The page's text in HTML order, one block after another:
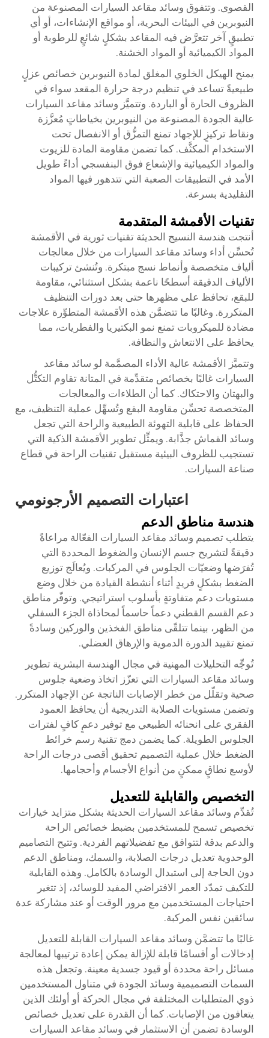
القصوى. وتتفوق وسائد مقاعد السيارات المصنوعة من
النيوبرين في البيئات البحرية، أو مواقع الإنشاءات، أو أي
تطبيقٍ آخر تتعرَّض فيه المقاعد بشكلٍ شائعٍ للرطوبة أو
المواد الكيميائية أو المواد الخشنة.
يمنح الهيكل الخلوي المغلق لمادة النيوبرين خصائص عزلٍ
طبيعيةً تساعد في تنظيم درجة حرارة المقعد سواء في
الظروف الحارة أو الباردة. وتتميَّز وسائد مقاعد السيارات
عالية الجودة المصنوعة من النيوبرين بخياطاتٍ مُعزَّزة
ونقاط تركيزٍ للإجهاد تمنع التمزُّق أو الانفصال تحت
الاستخدام المكثَّف. كما تضمن مقاومة المادة للزيوت
والمواد الكيميائية والإشعاع فوق البنفسجي أداءً طويل
الأمد في التطبيقات الصعبة التي تتدهور فيها المواد
التقليدية بسرعة.
تقنيات الأقمشة المتقدمة
أنتجت هندسة النسيج الحديثة تقنيات ثورية في الأقمشة
تُحسِّن أداء وسائد مقاعد السيارات من خلال معالجات
ألياف متخصصة وأنماط نسج مبتكرة. وتُنشئ تركيبات
الألياف الدقيقة أسطحًا ناعمة بشكل استثنائي، مقاومة
للبقع، تحافظ على مظهرها حتى بعد دورات التنظيف
المتكررة. وغالبًا ما تتضمَّن هذه الأقمشة المتطوِّرة علاجات
مضادة للميكروبات تمنع نمو البكتيريا والفطريات، مما
يحافظ على الانتعاش والنظافة.
وتتميَّز الأقمشة عالية الأداء المصمَّمة لو سائد مقاعد
السيارات غالبًا بخصائص متقدِّمة في المتانة تقاوم التكتُّل
والبهتان والاحتكاك. كما أن الطلاءات والمعالجات
المتخصصة تحسِّن مقاومة البقع وتُسهِّل عملية التنظيف، مع
الحفاظ على قابلية التهوئة الطبيعية والراحة التي تجعل
وسائد القماش جذَّابة. ويمثِّل تطوير الأقمشة الذكية التي
تستجيب للظروف البيئية مستقبل تقنيات الراحة في قطاع
صناعة السيارات.
اعتبارات التصميم الأرجونومي
هندسة مناطق الدعم
يتطلب تصميم وسائد مقاعد السيارات الفعّالة مراعاةً
دقيقةً لتشريح جسم الإنسان والضغوط المحددة التي
تُفرَضها وضعيّات الجلوس في المركبات. ويُعالَج توزيع
الضغط بشكلٍ فريدٍ أثناء أنشطة القيادة من خلال وضع
مستويات دعم متفاوتةٍ بأسلوب استراتيجي. وتوفّر مناطق
دعم القسم القطني دعماً حاسماً لمحاذاة الجزء السفلي
من الظهر، بينما تتلقّى مناطق الفخذين والوركين وسادةً
تمنع تقييد الدورة الدموية والإرهاق العضلي.
تُوجِّه التحليلات المهنية في مجال الهندسة البشرية تطوير
وسائد مقاعد السيارات التي تعزّز اتخاذ وضعية جلوس
صحية وتقلّل من خطر الإصابات الناتجة عن الإجهاد المتكرر.
وتضمن مستويات الصلابة التدريجية أن يحافظ العمود
الفقري على انحنائه الطبيعي مع توفير دعمٍ كافٍ لفترات
الجلوس الطويلة. كما يضمن دمج تقنية رسم خرائط
الضغط خلال عملية التصميم تحقيق أقصى درجات الراحة
لأوسع نطاقٍ ممكنٍ من أنواع الأجسام وأحجامها.
التخصيص والقابلية للتعديل
تُقدِّم وسائد مقاعد السيارات الحديثة بشكل متزايد خيارات
تخصيص تسمح للمستخدمين بضبط خصائص الراحة
والدعم بدقة لتتوافق مع تفضيلاتهم الفردية. وتتيح التصاميم
الوحدوية تعديل درجات الصلابة، والسمك، ومناطق الدعم
دون الحاجة إلى استبدال الوسادة بالكامل. وهذه القابلية
للتكيف تمدّد العمر الافتراضي المفيد للوسائد، إذ تتغير
احتياجات المستخدمين مع مرور الوقت أو عند مشاركة عدة
سائقين نفس المركبة.
غالبًا ما تتضمَّن وسائد مقاعد السيارات القابلة للتعديل
إدخالات أو أقسامًا قابلة للإزالة يمكن إعادة ترتيبها لمعالجة
مسائل راحة محددة أو قيود جسدية معينة. وتجعل هذه
السمات التصميمية وسائد الجودة في متناول المستخدمين
ذوي المتطلبات المختلفة في مجال الحركة أو أولئك الذين
يتعافون من الإصابات. كما أن القدرة على تعديل خصائص
الوسادة تضمن أن الاستثمار في وسائد مقاعد السيارات